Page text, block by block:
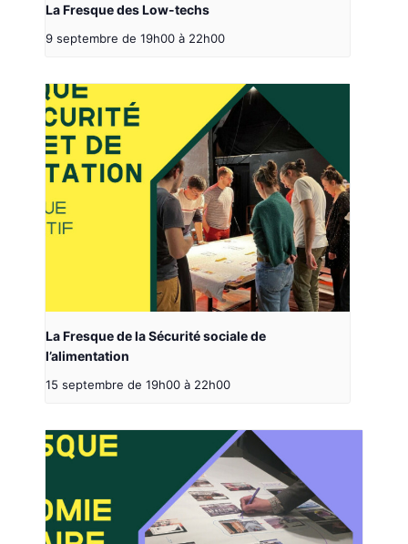
La Fresque des Low-techs
9 septembre de 19h00 à 22h00
La Fresque de la Sécurité sociale de
l’alimentation
15 septembre de 19h00 à 22h00